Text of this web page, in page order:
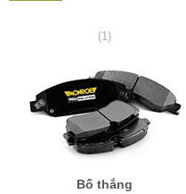
(1)
Bố thắng